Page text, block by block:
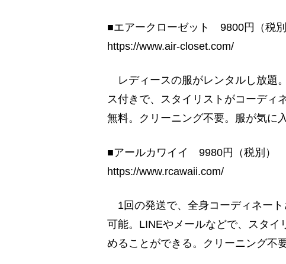
■エアークローゼット 9800円（税別
https://www.air-closet.com/
レディースの服がレンタルし放題
ス付きで、スタイリストがコーディ
無料。クリーニング不要。服が気に
■アールカワイイ 9980円（税別）
https://www.rcawaii.com/
1回の発送で、全身コーディネー
可能。LINEやメールなどで、スタ
めることができる。クリーニング不